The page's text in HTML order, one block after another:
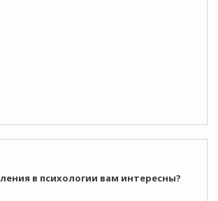
в психологии вам интересны?